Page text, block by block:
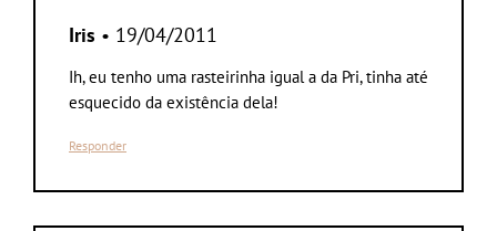
Iris • 19/04/2011
Ih, eu tenho uma rasteirinha igual a da Pri, tinha até
esquecido da existência dela!
Responder